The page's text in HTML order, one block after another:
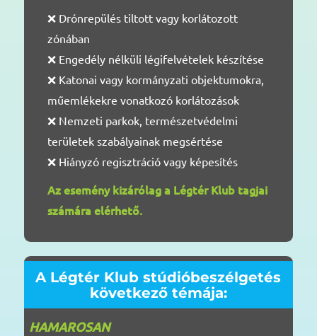
❌ Drónrepülés tiltott vagy korlátozott
zónában
❌ Engedély nélküli légifelvételek készítése
❌ Katonai vagy kormányzati objektumokra,
műemlékekre vonatkozó korlátozások
❌ Nemzeti parkok, természetvédelmi
területek szabályainak megsértése
❌ Hiányzó regisztráció vagy képesítés
Az esemény kizárólag a Légtér Klub tagjai
számára elérhető.
A Légtér Klub stúdióbeszélgetés
következő témája:
HAMAROSAN